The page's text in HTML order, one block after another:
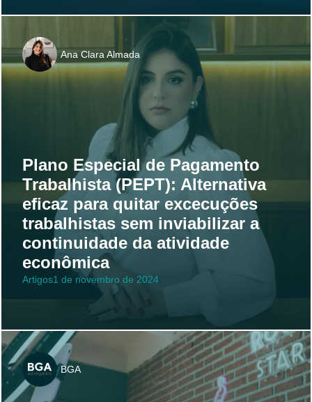
Ana Clara Almada
Plano Especial de Pagamento
Trabalhista (PEPT): Alternativa
eficaz para quitar excecuções
trabalhistas sem inviabilizar a
continuidade da atividade
econômica
Artigos1 de novembro de 2024
BGA